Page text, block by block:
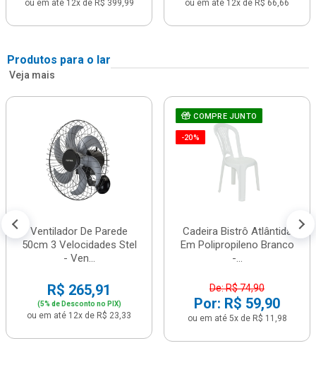
ou em até 12x de R$ 399,99 ou em até 12x de R$ 66,66
Produtos para o lar
Veja mais
Ventilador De Parede
50cm 3 Velocidades Stel
- Ven...
R$ 265,91
(5% de Desconto no PIX)
ou em até 12x de R$ 23,33
COMPRE JUNTO
-20%
Cadeira Bistrô Atlântida
Em Polipropileno Branco
-...
De: R$ 74,90
Por: R$ 59,90
ou em até 5x de R$ 11,98